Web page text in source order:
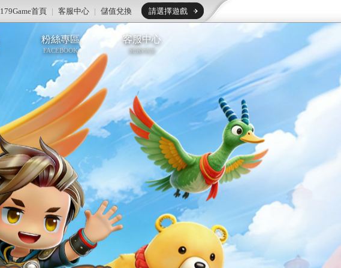
179Game首頁 | 客服中心 | 儲值兌換 請選擇遊戲
粉絲專區
FACEBOOK
客服中心
SERVICE